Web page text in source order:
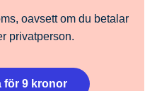
oavsett om du betalar
privatperson.
för 9 kronor